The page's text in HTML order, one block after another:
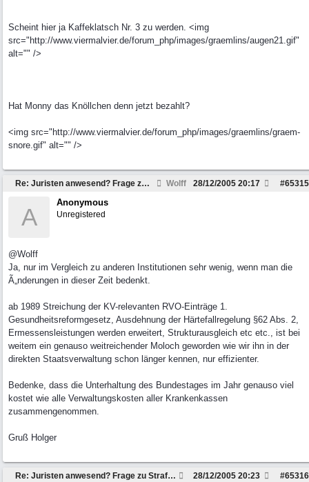
Scheint hier ja Kaffeklatsch Nr. 3 zu werden. <img
src="http://www.viermalvier.de/forum_php/images/graemlins/augen21.gif"
alt="" />
Hat Monny das Knöllchen denn jetzt bezahlt?
<img src="http://www.viermalvier.de/forum_php/images/graemlins/graem-
snore.gif" alt="" />
Re: Juristen anwesend? Frage zu Strafzettel Wolff #65315
28/12/2005 20:17
A
Anonymous
Unregistered
@Wolff
Ja, nur im Vergleich zu anderen Institutionen sehr wenig, wenn man die
Ã„nderungen in dieser Zeit bedenkt.
ab 1989 Streichung der KV-relevanten RVO-Einträge 1.
Gesundheitsreformgesetz, Ausdehnung der Härtefallregelung §62 Abs. 2,
Ermessensleistungen werden erweitert, Strukturausgleich etc etc., ist bei
weitem ein genauso weitreichender Moloch geworden wie wir ihn in der
direkten Staatsverwaltung schon länger kennen, nur effizienter.
Bedenke, dass die Unterhaltung des Bundestages im Jahr genauso viel
kostet wie alle Verwaltungskosten aller Krankenkassen
zusammengenommen.
Gruß Holger
Re: Juristen anwesend? Frage zu Strafzettel #65316
28/12/2005 20:23